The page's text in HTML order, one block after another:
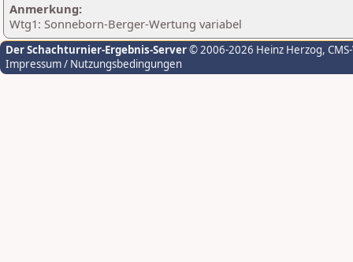
Anmerkung:
Wtg1: Sonneborn-Berger-Wertung variabel
Der Schachturnier-Ergebnis-Server© 2006-2026 Heinz Herzog,
Impressum / Nutzungsbedingungen